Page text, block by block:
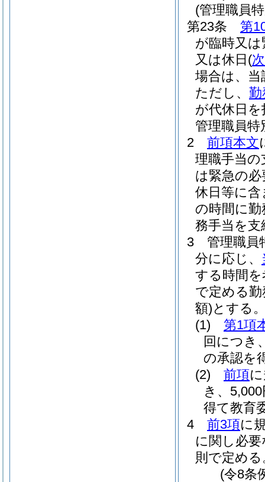
(管理職員
第23条
第
が臨時又
又は休日 (
場合は、当
ただし、 勤
が代休日
管理職員特
2
前項本文
理職手当
は緊急の
休日等に
の時間に
務手当を支
3
管理職員
分に応じ、
する時間
で定める
額)とする
(1)
第1項
回につき
の承認を
(2)
前項
き、
得て教育
4
前3項に
に関し必
則で定める
(令8条